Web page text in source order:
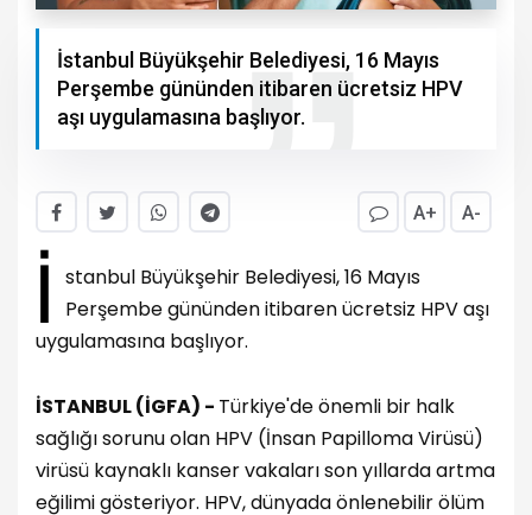
İstanbul Büyükşehir Belediyesi, 16 Mayıs
Perşembe gününden itibaren ücretsiz HPV
aşı uygulamasına başlıyor.
A+ A-
İ
stanbul Büyükşehir Belediyesi, 16 Mayıs
Perşembe gününden itibaren ücretsiz HPV aşı
uygulamasına başlıyor.
İSTANBUL (İGFA) - Türkiye'de önemli bir halk
sağlığı sorunu olan HPV (İnsan Papilloma Virüsü)
virüsü kaynaklı kanser vakaları son yıllarda artma
eğilimi gösteriyor. HPV, dünyada önlenebilir ölüm